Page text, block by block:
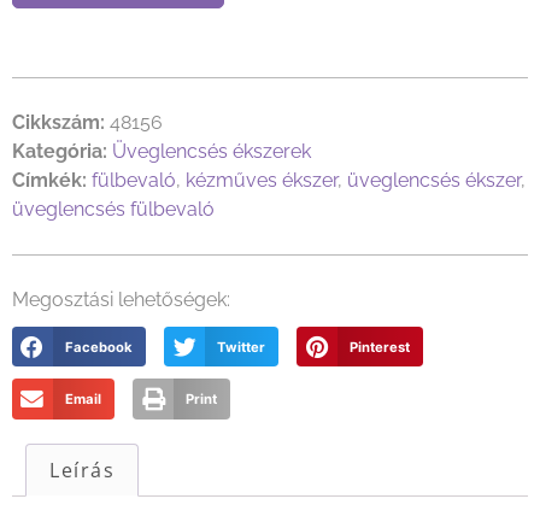
Cikkszám: 48156
Kategória: Üveglencsés ékszerek
Címkék: fülbevaló, kézműves ékszer, üveglencsés ékszer,
üveglencsés fülbevaló
Megosztási lehetőségek:
Facebook Twitter Pinterest
Email Print
Leírás